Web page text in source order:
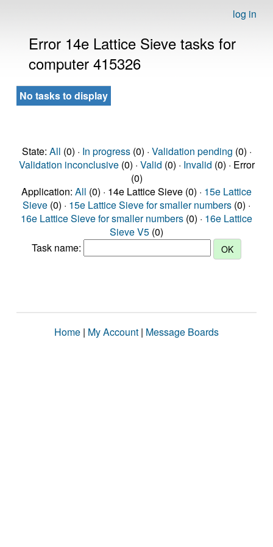
log in
Error 14e Lattice Sieve tasks for
computer 415326
No tasks to display
State: All (0) · In progress(0) · Validation pending (0) ·
Validation inconclusive(0) · Valid (0) · Invalid (0) · Error
(0)
Application: All (0) · 14e Lattice Sieve (0) · 15e Lattice
Sieve (0) · 15e Lattice Sieve for smaller numbers (0) ·
16e Lattice Sieve for smaller numbers (0) · 16e Lattice
Sieve V5 (0)
Task name:
Home | My Account | Message Boards